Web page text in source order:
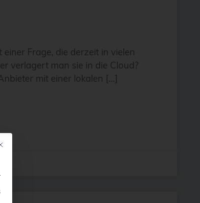
Frage, die derzeit in vielen
verlagert man sie in die Cloud?
mit einer lokalen […]
diesem Button wird der Dialog geschlossen. Seine Funktionalität ist